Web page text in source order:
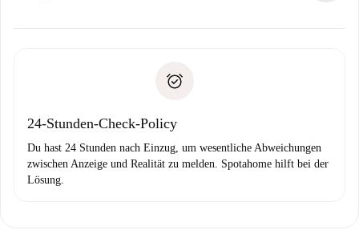
24-Stunden-Check-Policy
Du hast 24 Stunden nach Einzug, um wesentliche Abweichungen
zwischen Anzeige und Realität zu melden. Spotahome hilft bei der
Lösung.